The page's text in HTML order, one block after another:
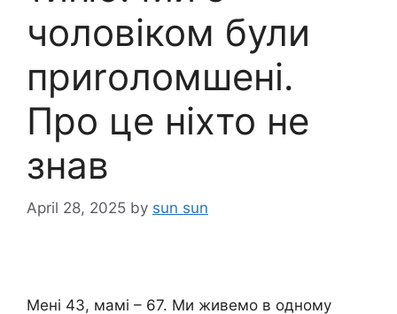
чоловіком були
приrоломшені.
Про це ніхто не
знав
April 28, 2025 by sun sun
Мені 43, мамі – 67. Ми живемо в одному